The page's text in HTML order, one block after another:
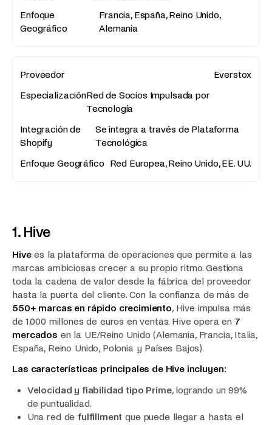
Francia, España, Reino Unido,
Alemania
Everstox
Red de Socios Impulsada por
Tecnología
Se integra a través de Plataforma
Tecnológica
Red Europea, Reino Unido, EE. UU.
1. Hive
Hivees la plataforma de operaciones que permite a las
marcas ambiciosas crecer a su propio ritmo. Gestiona
toda la cadena de valor desde la fábrica del proveedor
hasta la puerta del cliente. Con la confianza de más de
550+ marcas en rápido crecimiento, Hive impulsa más
de 1.000 millones de euros en ventas. Hive opera en 7
mercados en la UE/Reino Unido (Alemania, Francia, Italia,
España, Reino Unido, Polonia y Países Bajos).
Las características principales de Hive incluyen:
Velocidad y fiabilidad tipo Prime, logrando un 99%
de puntualidad.
Una red defulfillment que puede llegar a hasta el